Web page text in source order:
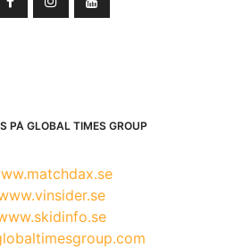
PÅ GLOBAL TIMES GROUP